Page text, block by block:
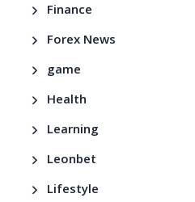
Finance
Forex News
game
Health
Learning
Leonbet
Lifestyle